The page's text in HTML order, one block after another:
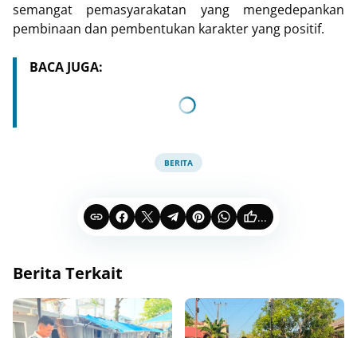
semangat pemasyarakatan yang mengedepankan
pembinaan dan pembentukan karakter yang positif.
BACA JUGA:
BERITA
...
Berita Terkait